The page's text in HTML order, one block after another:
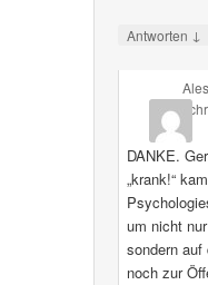
Antworten ↓
DANKE.
„krank!“
um nicht
sondern
noch zur